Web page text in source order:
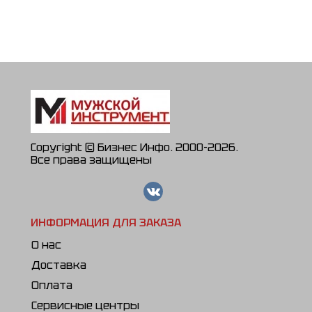
Copyright © Бизнес Инфо. 2000-2026.
Все права защищены
ИНФОРМАЦИЯ ДЛЯ ЗАКАЗА
О нас
Доставка
Оплата
Сервисные центры